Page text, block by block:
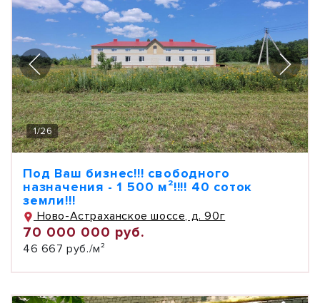
1/26
Под Ваш бизнес!!! свободного
назначения - 1 500 м²!!!! 40 соток
земли!!!
Ново-Астраханское шоссе, д. 90г
70 000 000 руб.
46 667 руб./м²